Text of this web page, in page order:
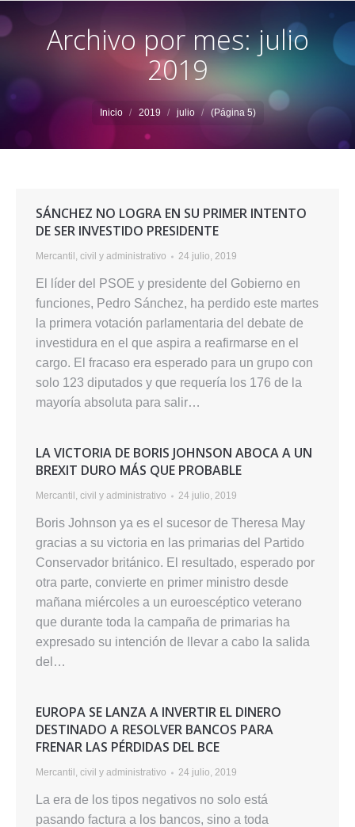
Archivo por mes: julio
2019
Inicio 2019 julio (Página 5)
SÁNCHEZ NO LOGRA EN SU PRIMER INTENTO
DE SER INVESTIDO PRESIDENTE
Mercantil, civil y administrativo 24 julio, 2019
El líder del PSOE y presidente del Gobierno en
funciones, Pedro Sánchez, ha perdido este martes
la primera votación parlamentaria del debate de
investidura en el que aspira a reafirmarse en el
cargo. El fracaso era esperado para un grupo con
solo 123 diputados y que requería los 176 de la
mayoría absoluta para salir…
LA VICTORIA DE BORIS JOHNSON ABOCA A UN
BREXIT DURO MÁS QUE PROBABLE
Mercantil, civil y administrativo 24 julio, 2019
Boris Johnson ya es el sucesor de Theresa May
gracias a su victoria en las primarias del Partido
Conservador británico. El resultado, esperado por
otra parte, convierte en primer ministro desde
mañana miércoles a un euroescéptico veterano
que durante toda la campaña de primarias ha
expresado su intención de llevar a cabo la salida
del…
EUROPA SE LANZA A INVERTIR EL DINERO
DESTINADO A RESOLVER BANCOS PARA
FRENAR LAS PÉRDIDAS DEL BCE
Mercantil, civil y administrativo 24 julio, 2019
La era de los tipos negativos no solo está
pasando factura a los bancos, sino a toda